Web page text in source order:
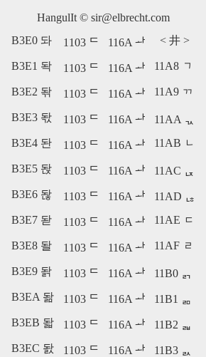
HangulIt © sir@elbrecht.com
B3E0 돠
1103 ᄃ 116A ᅪ < 井 >
B3E1 돡 1103 ᄃ 116A ᅪ 11A8 ᆨ
B3E2 돢 1103 ᄃ 116A ᅪ 11A9 ᆩ
B3E3 돣 1103 ᄃ 116A ᅪ
11AA ᆪ
B3E4 돤
1103 ᄃ 116A ᅪ 11AB ᆫ
B3E5 돥 1103 ᄃ 116A ᅪ
11AC ᆬ
B3E6 돦
1103 ᄃ 116A ᅪ
11AD ᆭ
B3E7 돧
1103 ᄃ 116A ᅪ 11AE ᆮ
B3E8 돨 1103 ᄃ 116A ᅪ 11AF ᆯ
B3E9 돩 1103 ᄃ 116A ᅪ
11B0 ᆰ
B3EA 돪
1103 ᄃ 116A ᅪ
11B1 ᆱ
B3EB 돫
1103 ᄃ 116A ᅪ
11B2 ᆲ
B3EC 돬
1103 ᄃ 116A ᅪ
11B3 ᆳ